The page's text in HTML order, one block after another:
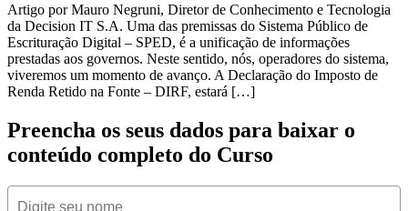
Artigo por Mauro Negruni, Diretor de Conhecimento e Tecnologia
da Decision IT S.A. Uma das premissas do Sistema Público de
Escrituração Digital – SPED, é a unificação de informações
prestadas aos governos. Neste sentido, nós, operadores do sistema,
viveremos um momento de avanço. A Declaração do Imposto de
Renda Retido na Fonte – DIRF, estará […]
Preencha os seus dados para baixar o
conteúdo completo do Curso